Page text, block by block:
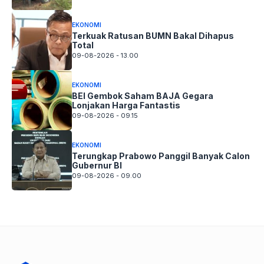
EKONOMI
Terkuak Ratusan BUMN Bakal Dihapus
Total
09-08-2026 - 13.00
EKONOMI
BEI Gembok Saham BAJA Gegara
Lonjakan Harga Fantastis
09-08-2026 - 09.15
EKONOMI
Terungkap Prabowo Panggil Banyak Calon
Gubernur BI
09-08-2026 - 09.00